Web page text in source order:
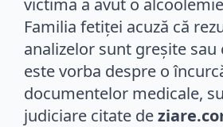
Familia fetiței acuză că
analizelor sunt greșite sau
este vorba despre o
documentelor medicale,
judiciare citate de